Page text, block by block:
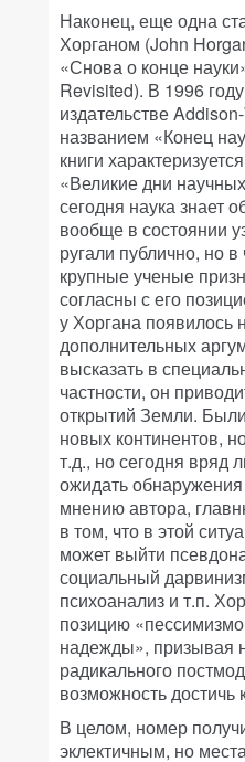
Наконец, еще одна
Хорганом (John
«Снова о конце
Revisited). В 1996
издательстве
названием «Конец
книги
«Великие дни
сегодня наука знает
вообще в состоянии
ругали публично, но
крупные ученые
согласны с его
у Хоргана появилось
дополнительных
высказать в
частности, он
открытий Земли.
новых континентов,
т.д., но сегодня вряд
ожидать
мнению автора,
в том, что в этой
может выйти
социальный
психоанализ и т.п.
позицию
надежды», призывая
радикального
возможность достичь
В целом, номер
эклектичным, но